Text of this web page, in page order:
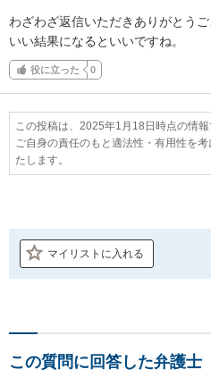
わざわざ返信いただきありがとうご
いい結果になるといいですね。
役に立った 0
この投稿は、2025年1月18日時点の情報
ご自身の責任のもと適法性・有用性を
たします。
マイリストに入れる
この質問に回答した弁護士